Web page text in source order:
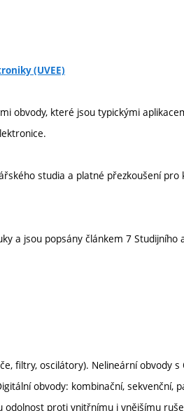
(UVEE)
obvody, které jsou typickými
studia a platné přezkoušení
a jsou popsány článkem 7 Studijního
filtry, oscilátory). Nelineární obvody
obvody: kombinační, sekvenční,
proti vnitřnímu i vnějšímu